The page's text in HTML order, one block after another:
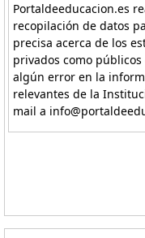
Portaldeeducacion.es
recopilación de datos
precisa acerca de los
privados como
algún error en la
relevantes de la
mail a